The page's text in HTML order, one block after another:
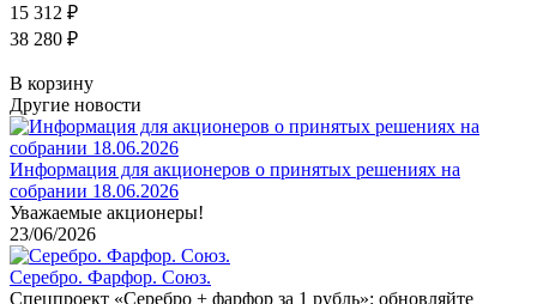
15 312 ₽
38 280 ₽
В корзину
Другие новости
Информация для акционеров о принятых решениях на
собрании 18.06.2026
Уважаемые акционеры!
23/06/2026
Серебро. Фарфор. Союз.
Спецпроект «Серебро + фарфор за 1 рубль»: обновляйте